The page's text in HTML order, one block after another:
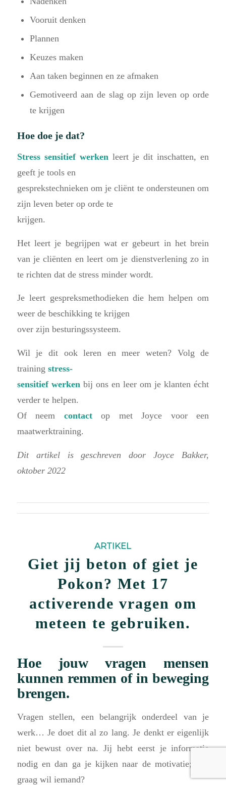
Vooruit denken
Plannen
Keuzes maken
Aan taken beginnen en ze afmaken
Gemotiveerd aan de slag op zijn leven op orde
te krijgen
Hoe doe je dat?
Stress sensitief werken leert je dit inschatten, en
geeft je tools en
gesprekstechnieken om je cliënt te ondersteunen om
zijn leven beter op orde te
krijgen.
Het leert je begrijpen wat er gebeurt in het brein
van je cliënten en leert om je dienstverlening zo in
te richten dat de stress minder wordt.
Je leert gespreksmethodieken die hem helpen om
weer de beschikking te krijgen
over zijn besturingssysteem.
Wil je dit ook leren en meer weten? Volg de
training stress-
sensitief werken bij ons en leer om je klanten écht
verder te helpen.
Of neem contact
op met Joyce voor een
maatwerktraining.
Dit artikel is geschreven door Joyce Bakker,
oktober 2022
ARTIKEL
Giet jij beton of giet je
Pokon? Met 17
activerende vragen om
meteen te gebruiken.
Hoe jouw vragen mensen
kunnen remmen of in beweging
brengen.
Vragen stellen, een belangrijk onderdeel van je
werk… Je doet dit al zo lang. Je denkt er eigenlijk
niet bewust over na. Jij hebt eerst je informatie
nodig en dan ga je kijken naar de motivatie; hoe
graag wil iemand?